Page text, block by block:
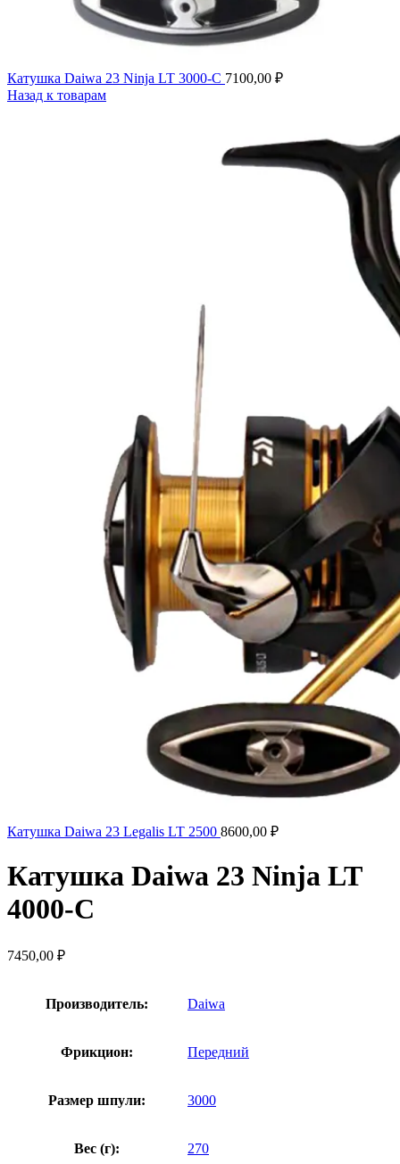
Катушка Daiwa 23 Ninja LT 3000-C 7100,00 ₽
Назад к товарам
Катушка Daiwa 23 Legalis LT 2500 8600,00 ₽
Катушка Daiwa 23 Ninja LT
4000-C
7450,00 ₽
Производитель: Daiwa
Фрикцион: Передний
Размер шпули: 3000
Вес (г): 270